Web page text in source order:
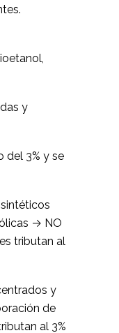
y
del 3% y se
→ NO
tributan al
y
de
al 3%